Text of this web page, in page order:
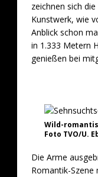
zeichnen sich
Kunstwerk, wie
Anblick schon
in 1.333 Metern
genießen bei
Wild-
Foto TVO/U.
Die Arme
Romantik-